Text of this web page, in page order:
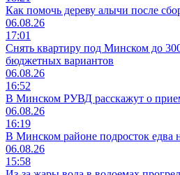
Как помочь дереву алычи после
06.08.26
17:01
Снять квартиру под Минском до
бюджетных вариантов
06.08.26
16:52
В Минском РУВД расскажут о
06.08.26
16:19
В Минском районе подросток едва
06.08.26
15:58